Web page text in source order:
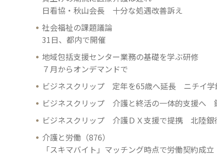
日看協・秋山会長 十分な処遇改善訴え
社会福祉の課題議論
31日、都内で開催
地域包括支援センター業務の基礎を学ぶ研修
７月からオンデマンドで
ビジネスクリップ 定年を65歳へ延長 ニチイ学
ビジネスクリップ 介護と終活の一体的支援へ
ビジネスクリップ 介護ＤＸ支援で提携 北陸銀
介護と労働（876）
「スキマバイト」マッチング時点で労働契約成立